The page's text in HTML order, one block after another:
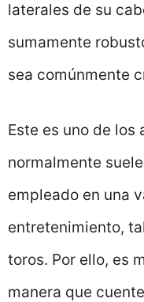
laterales de su
sumamente
sea comúnmente
Este es uno de los
normalmente
empleado en una
entretenimiento,
toros. Por ello, es
manera que